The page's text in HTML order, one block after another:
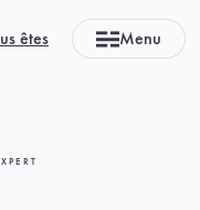
êtes Menu